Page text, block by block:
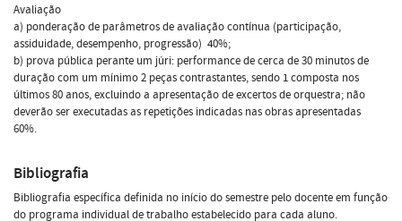
Avaliação
a) ponderação de parâmetros de avaliação contínua (participação,
assiduidade, desempenho, progressão)  40%;
b) prova pública perante um júri: performance de cerca de 30 minutos de
duração com um mínimo 2 peças contrastantes, sendo 1 composta nos
últimos 80 anos, excluindo a apresentação de excertos de orquestra; não
deverão ser executadas as repetições indicadas nas obras apresentadas 
60%.
Bibliografia
Bibliografia específica definida no início do semestre pelo docente em função
do programa individual de trabalho estabelecido para cada aluno.